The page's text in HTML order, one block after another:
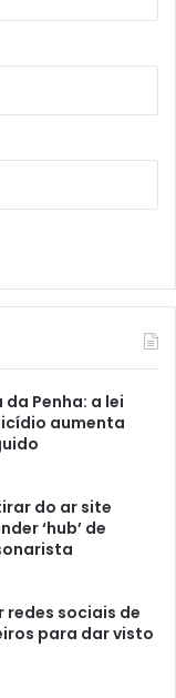
Penha: a lei
aumenta
do ar site
‘hub’ de
redes sociais de
para dar visto